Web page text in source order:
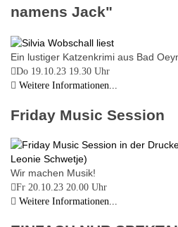
namens Jack"
Ein lustiger Katzenkrimi aus Bad
Do 19.10.23 19.30 Uhr
Weitere Informationen...
Friday Music Session
Wir machen Musik!
Fr 20.10.23 20.00 Uhr
Weitere Informationen...